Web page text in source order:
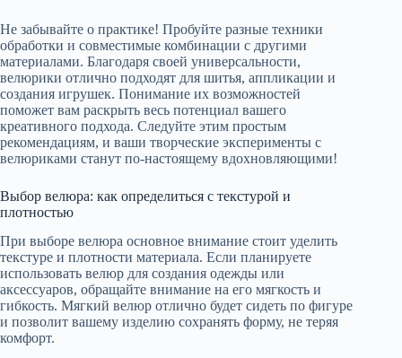
Не забывайте о практике! Пробуйте разные техники
обработки и совместимые комбинации с другими
материалами. Благодаря своей универсальности,
велюрики отлично подходят для шитья, аппликации и
создания игрушек. Понимание их возможностей
поможет вам раскрыть весь потенциал вашего
креативного подхода. Следуйте этим простым
рекомендациям, и ваши творческие эксперименты с
велюриками станут по-настоящему вдохновляющими!
Выбор велюра: как определиться с текстурой и
плотностью
При выборе велюра основное внимание стоит уделить
текстуре и плотности материала. Если планируете
использовать велюр для создания одежды или
аксессуаров, обращайте внимание на его мягкость и
гибкость. Мягкий велюр отлично будет сидеть по фигуре
и позволит вашему изделию сохранять форму, не теряя
комфорт.